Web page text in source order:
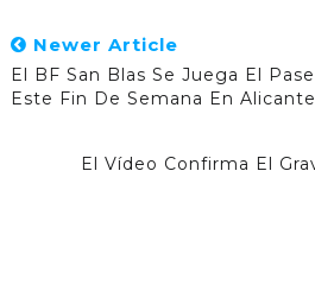
Newer Article
El BF San Blas Se Juega El
Este Fin De Semana En Alicante
El Vídeo Confirma El